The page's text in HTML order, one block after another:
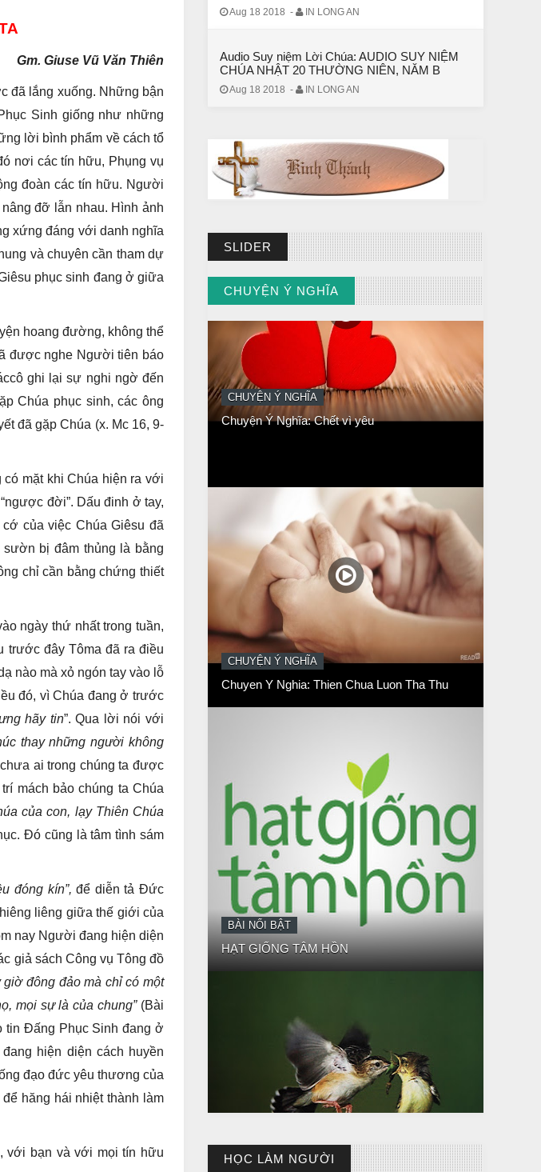
Gm. Giuse Vũ Văn Thiên
đã lắng xuống. Những bận
Sinh giống như những
lời bình phẩm về cách tổ
nơi các tín hữu, Phụng vụ
đoàn các tín hữu. Người
đỡ lẫn nhau. Hình ảnh
xứng đáng với danh nghĩa
và chuyên cần tham dự
phục sinh đang ở giữa
hoang đường, không thể
được nghe Người tiên báo
ghi lại sự nghi ngờ đến
Chúa phục sinh, các ông
đã gặp Chúa (x. Mc 16, 9-
mặt khi Chúa hiện ra với
đời”. Dấu đinh ở tay,
của việc Chúa Giêsu đã
bị đâm thủng là bằng
chỉ cần bằng chứng thiết
ngày thứ nhất trong tuần,
trước đây Tôma đã ra điều
nào mà xỏ ngón tay vào lỗ
đó, vì Chúa đang ở trước
hãy tin”. Qua lời nói với
thay những người không
ai trong chúng ta được
mách bảo chúng ta Chúa
của con, lạy Thiên Chúa
Đó cũng là tâm tình sám
đóng kín”, để diễn tả Đức
liêng giữa thế giới của
nay Người đang hiện diện
giả sách Công vụ Tông đồ
giờ đông đảo mà chỉ có một
mọi sự là của chung” (Bài
tin Đấng Phục Sinh đang ở
hiện diện cách huyền
đạo đức yêu thương của
hăng hái nhiệt thành làm
với bạn và với mọi tín hữu
Aug 18 2018 - IN LONG AN
Audio Suy niệm Lời Chúa: AUDIO SUY NIỆM
CHÚA NHẬT 20 THƯỜNG NIÊN, NĂM B
Aug 18 2018 - IN LONG AN
SLIDER
CHUYỆN Ý NGHĨA
// VIEW MORE BY CHUYỆN Ý NGHĨA
CHUYỆN Ý NGHĨA
Chuyện Ý Nghĩa: Chết vì yêu
CHUYỆN Ý NGHĨA
Chuyen Y Nghia: Thien Chua Luon Tha Thu
BÀI NỔI BẬT
HẠT GIỐNG TÂM HỒN
BÀI NỔI BẬT
BÀI HỌC LỚN TỪ MỘT EM BÉ
HỌC LÀM NGƯỜI